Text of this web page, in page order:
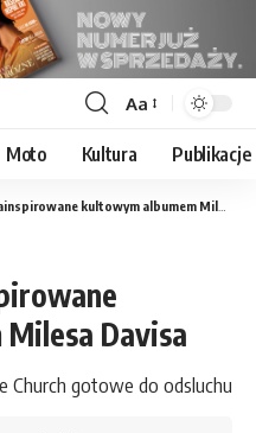
Font
Resizer
Aa
Moto Kultura Publikacje
kultowym albumem Milesa Davisa
Davisa
Church gotowe do odsluchu